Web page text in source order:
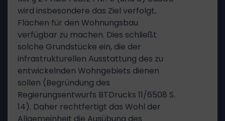
wird insbesondere das Ziel verfolgt,
Flächen für den Wohnungsbau
verfügbar zu machen. Dies schließt
solche Grundstücke ein, die der
infrastrukturellen Ausstattung des zu
entwickelnden Wohngebiets dienen
sollen (Begründung des
Regierungsentwurfs BTDrucks 11/6508 S.
14). Daher rechtfertigt das Wohl der